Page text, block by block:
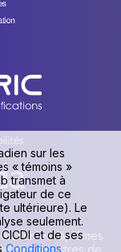
sur les diplômes
des ministres de
sur les
« témoins »
transmet à
de ce
ultérieure). Le
seulement.
et de ses
Conditions